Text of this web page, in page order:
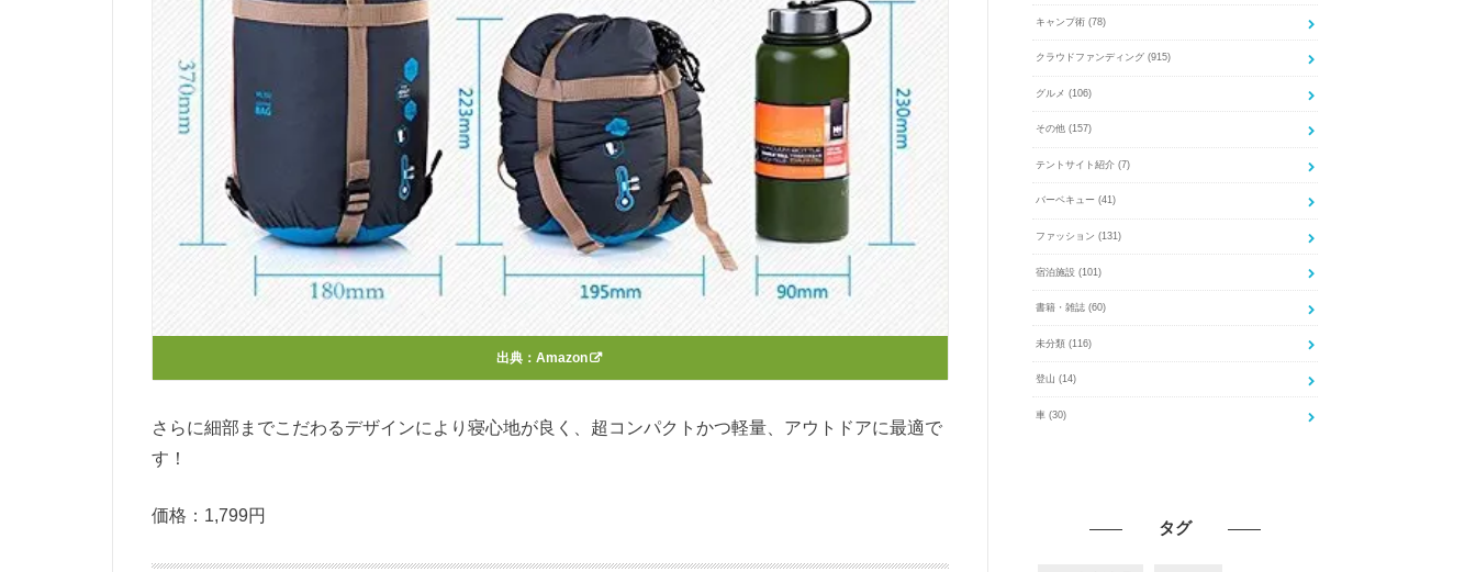
出典： Amazon
さらに細部までこだわるデザインにより寝心地が良く、超コンパクトかつ軽量、アウトドアに最適で
す！
価格：1,799円
キャンプ術 (78)
クラウドファンディング (915)
グルメ (106)
その他 (157)
テントサイト紹介 (7)
バーベキュー (41)
ファッション (131)
宿泊施設 (101)
書籍・雑誌 (60)
未分類 (116)
登山 (14)
車 (30)
タグ